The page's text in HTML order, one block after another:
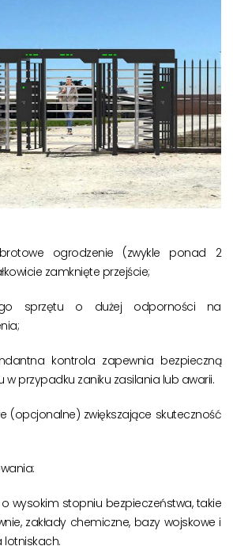
ogrodzenie (zwykle ponad 2
zamknięte przejście;
sprzętu o dużej odporności na
kontrola zapewnia bezpieczną
w przypadku zaniku zasilania lub awarii.
(opcjonalne) zwiększające skuteczność
wysokim stopniu bezpieczeństwa, takie
zakłady chemiczne, bazy wojskowe i
lotniskach.